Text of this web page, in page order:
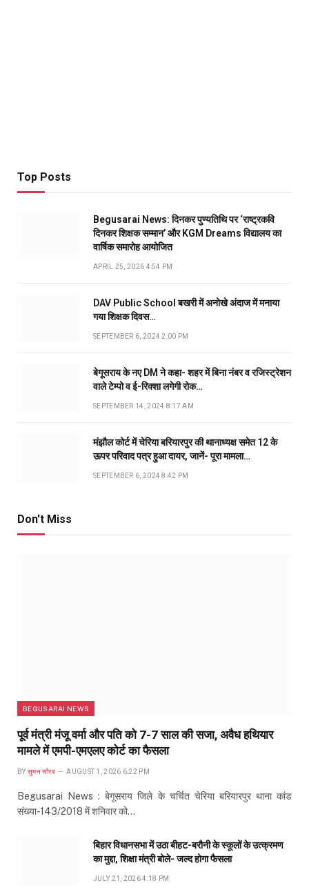
Top Posts
Begusarai News: दिनकर पुण्यतिथि पर ‘राष्ट्रकवि
दिनकर शिक्षक सम्मान’ और KGM Dreams विद्यालय का
वार्षिक समारोह आयोजित
APRIL 25, 2026 4:54 PM
DAV Public School बखरी में अनोखे अंदाज में मनाया
गया शिक्षक दिवस…
SEPTEMBER 6, 2024 2:00 PM
बेगूसराय के नए DM ने कहा- शहर में बिना नंबर व रजिस्ट्रेशन
वाले टेम्पो व ई-रिक्शा लगेगी रोक…
SEPTEMBER 14, 2024 8:17 AM
मंझौल कोर्ट में चेरिया बरियारपुर की थानाध्यक्ष समेत 12 के
ऊपर परिवाद पत्र हुआ दायर, जानें- पूरा मामला…
SEPTEMBER 6, 2024 8:42 PM
Don't Miss
BEGUSARAI NEWS
पूर्व मंत्री मंजू वर्मा और पति को 7-7 साल की सजा, अवैध हथियार
मामले में एमपी-एमएलए कोर्ट का फैसला
BY सुमन सौरब AUGUST 1, 2026 6:22 PM
Begusarai News : बेगूसराय जिले के चर्चित चेरिया बरियारपुर थाना कांड
संख्या-143/2018 में शनिवार को…
बिहार विधानसभा में उठा बीहट-बरौनी के स्कूलों के उत्क्रमण
का मुद्दा, शिक्षा मंत्री बोले- जल्द होगा फैसला
JULY 21, 2026 4:18 PM